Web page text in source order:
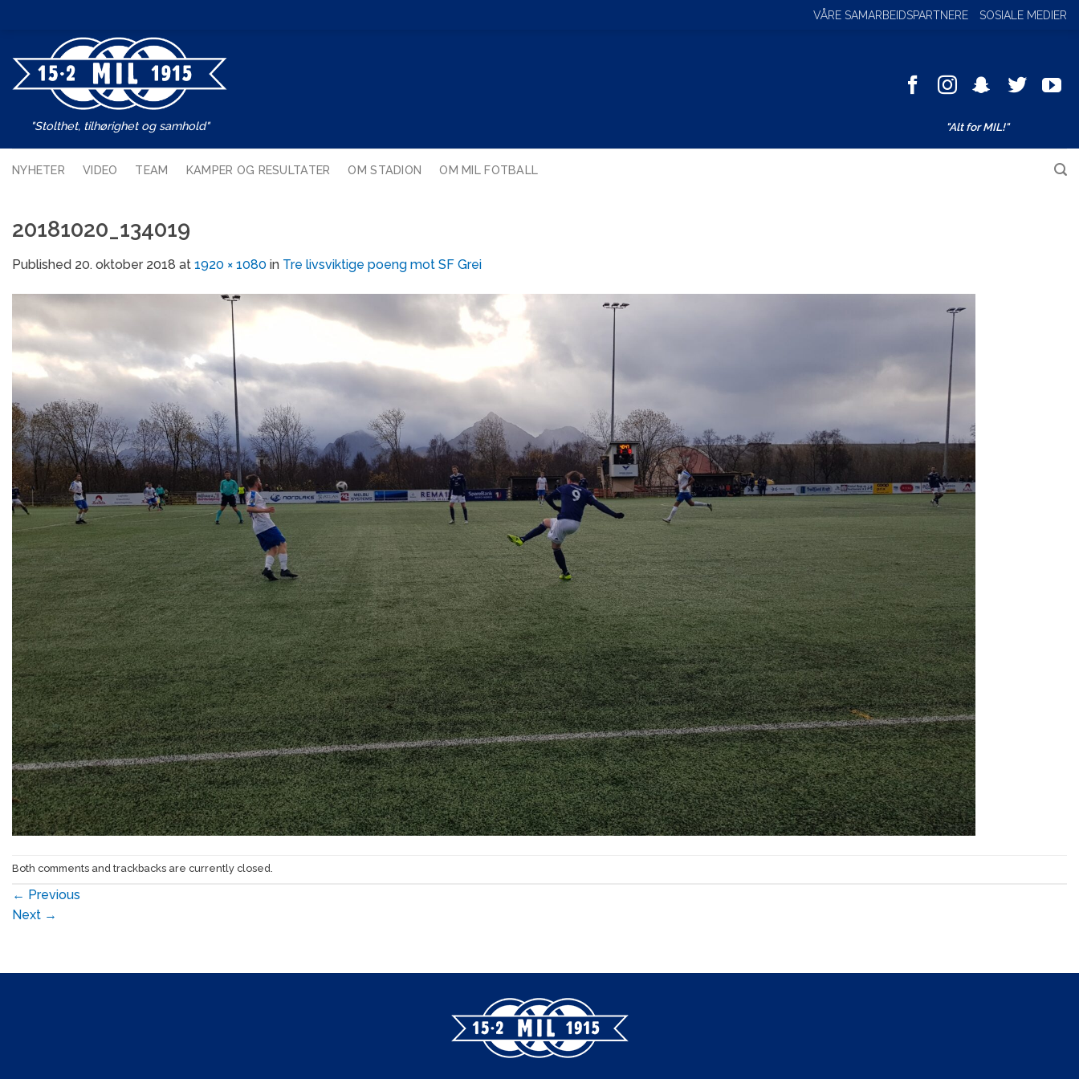
VÅRE SAMARBEIDSPARTNERE SOSIALE MEDIER
"Stolthet, tilhørighet og samhold" "Alt for MIL!"
NYHETER VIDEO TEAM KAMPER OG RESULTATER OM STADION OM MIL FOTBALL
20181020_134019
Published 20. oktober 2018 at 1920 × 1080 in Tre livsviktige poeng mot SF Grei
Both comments and trackbacks are currently closed.
← Previous
Next →